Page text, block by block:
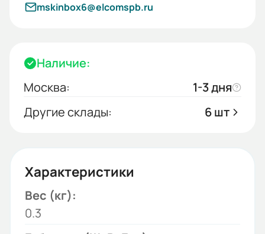
mskinbox6@elcomspb.ru
Наличие:
Москва:
1-3 дня
Другие склады:
6 шт
Характеристики
Вес (кг):
0.3